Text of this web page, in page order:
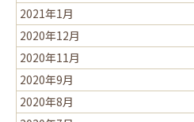
2021年1月
2020年12月
2020年11月
2020年9月
2020年8月